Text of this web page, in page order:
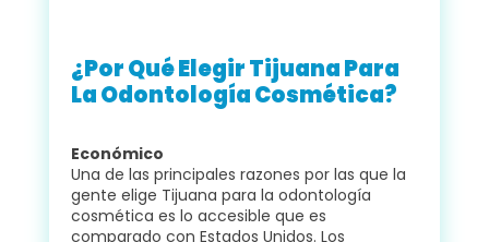
¿Por Qué Elegir Tijuana Para
La Odontología Cosmética?
Económico
Una de las principales razones por las que la
gente elige Tijuana para la odontología
cosmética es lo accesible que es
comparado con Estados Unidos. Los